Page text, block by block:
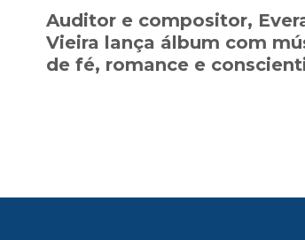
Auditor e compositor,
Vieira lança álbum com
de fé, romance e